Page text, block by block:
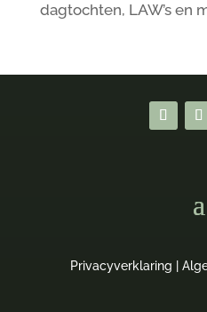
dagtochten, LAW’s en
Privacyverklaring |